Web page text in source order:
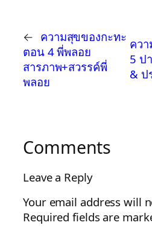
← ความสุขของกะทะ
ตอน 4 พี่พลอย
สารภาพ+สวรรค์พี่
พลอย
คว
5 ป
& ป
Comments
Leave a Reply
Your email address will
Required fields are